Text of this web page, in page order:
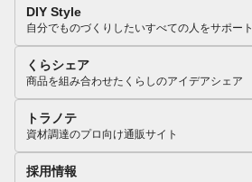
DIY Style
自分でものづくりしたいすべての人をサポート
くらシェア
商品を組み合わせたくらしのアイデアシェア
トラノテ
資材調達のプロ向け通販サイト
採用情報